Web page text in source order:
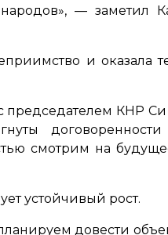
— заметил
и оказала
председателем КНР
смотрим на
устойчивый рост.
довести